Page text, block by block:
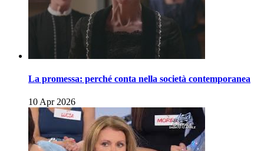
La promessa: perché conta nella società contemporanea
10 Apr 2026